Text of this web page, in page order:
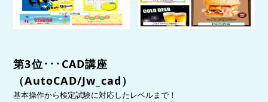
第3位･･･ CAD講座
（AutoCAD/Jw_cad）
基本操作から検定試験に対応したレベルまで！